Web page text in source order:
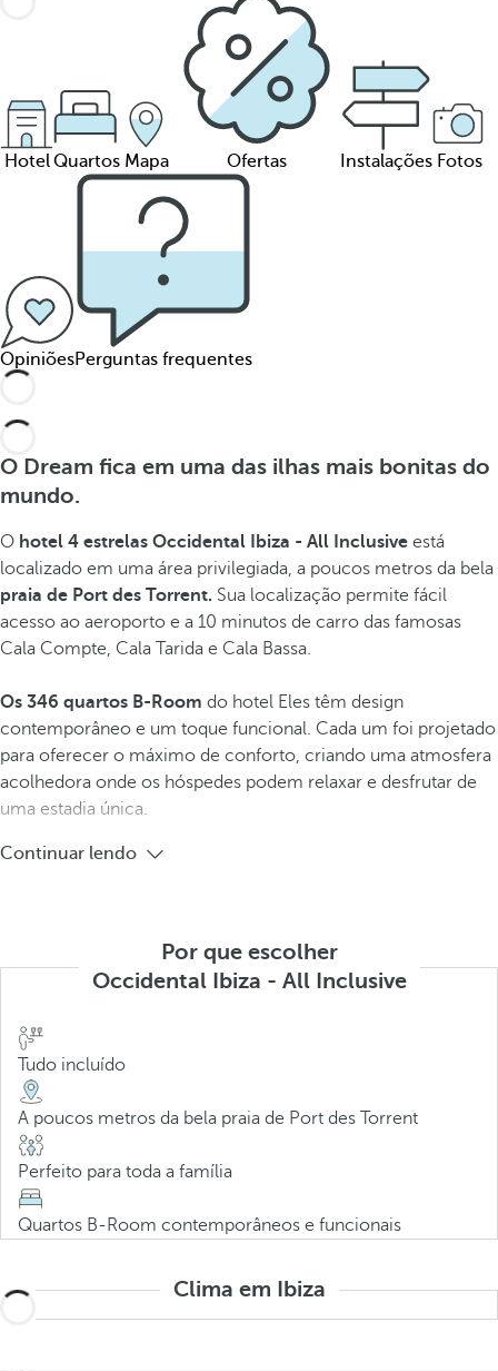
HotelQuartos Mapa Ofertas Instalações Fotos
OpiniõesPerguntas frequentes
O Dream fica em uma das ilhas mais bonitas do
mundo.
O hotel 4 estrelas Occidental Ibiza - All Inclusive está
localizado em uma área privilegiada, a poucos metros da bela
praia de Port des Torrent. Sua localização permite fácil
acesso ao aeroporto e a 10 minutos de carro das famosas
Cala Compte, Cala Tarida e Cala Bassa.
Os 346 quartos B-Room do hotel Eles têm design
contemporâneo e um toque funcional. Cada um foi projetado
para oferecer o máximo de conforto, criando uma atmosfera
acolhedora onde os hóspedes podem relaxar e desfrutar de
uma estadia única.
Continuar lendo
Por que escolher
Occidental Ibiza - All Inclusive
Tudo incluído
A poucos metros da bela praia de Port des Torrent
Perfeito para toda a família
Quartos B-Room contemporâneos e funcionais
Clima em Ibiza